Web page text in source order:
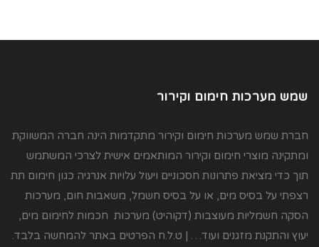
שמש מערכות חימום וקירור
חברת שמש מערכות חימום וקירור מתקדמות הינה חברה המשווקת
ומתקינה מוצרי חימום וקירור המותאמים אישית לצרכי המשתמש
תוך כדי מציאת פתרונות חסכוניים ויעול עלויות אנרגיה כגון חימום תת
רצפתי על בסיס מים, או על בסיס חשמל, משאבות חום, מערכות
הסקה חשמליות מעוצבות (דקוהיט) מערכות חכמות לחימום מים,
יעוץ והתקנת מזגנים ועוד… | ט.ל.ח הפרטים באתר להמחשה בלבד.